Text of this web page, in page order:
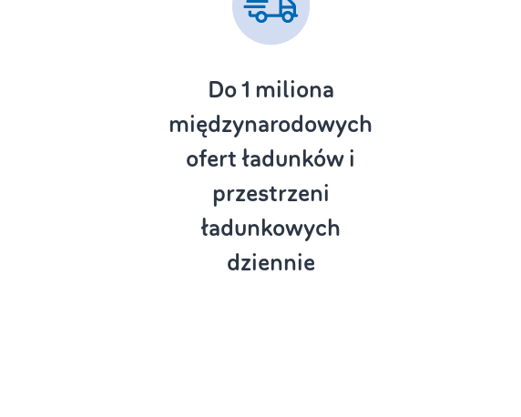
Do 1 miliona
międzynarodowych
ofert ładunków i
przestrzeni
ładunkowych
dziennie